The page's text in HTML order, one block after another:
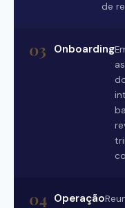
de
03 Onboarding
04 Operação